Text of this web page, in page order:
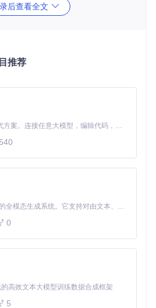
本。
含多个数据集。
含训练和评估脚本。
包含辅助函数和日志记录函数。
绍
目录下，主要包括：
的脚本。
估模型性能的脚本。
后查看全文
推荐
Claude Code 的开源替代方案。连接任意大模型，编辑代码，运行命令，自动验证 — 全自动执行。用 Rust 构建，极致性能。 ｜ An open-source alternative to Claude Code. Connect any LLM, edit code, run commands, and verify changes — autonomously. Built in Rust for speed. Get Started
540
MiniMax H3 是一个通用的全模态生成系统。它支持对由文本、图像、视频和音频组成的多模态上下文进行统一理解，并能生成分辨率高达 2K、时长可达 15 秒的带原生立体声音频的视频。得益于面向任务泛化的系统设计，H3 在预训练阶段就已具备广泛的多模态上下文理解与生成能力，能够出色地执行复杂的多模态指令。
0
高效文本大模型训练数据合成框架
5